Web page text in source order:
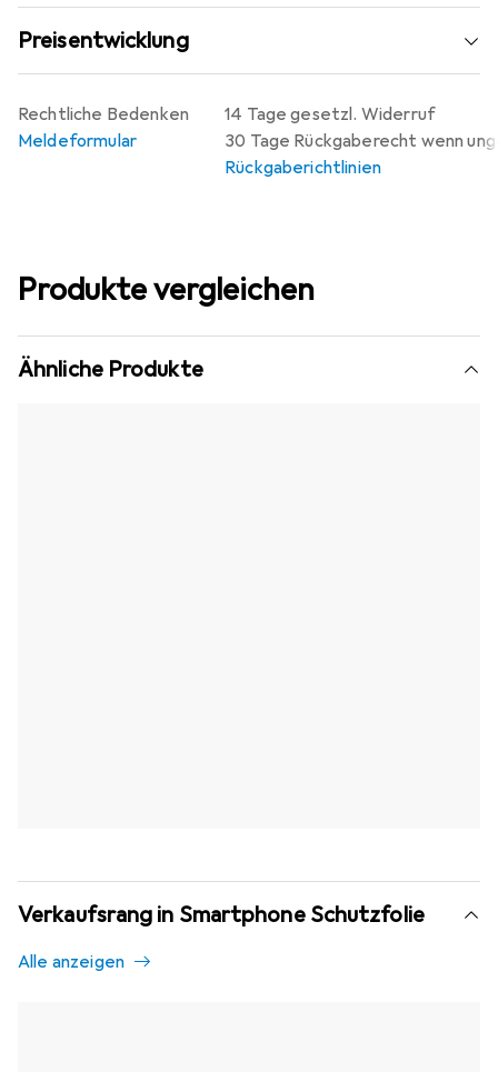
Preisentwicklung
14 Tage gesetzl. Widerruf
30 Tage Rückgaberecht wenn
Rückgaberichtlinien
Rechtliche Bedenken
Meldeformular
Produkte vergleichen
Ähnliche Produkte
Verkaufsrang in Smartphone Schutzfolie
Alle anzeigen